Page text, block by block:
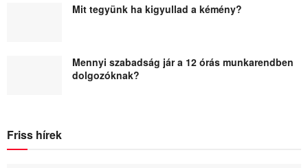
Mit tegyünk ha kigyullad a kémény?
Mennyi szabadság jár a 12 órás munkarendben
dolgozóknak?
Friss hírek